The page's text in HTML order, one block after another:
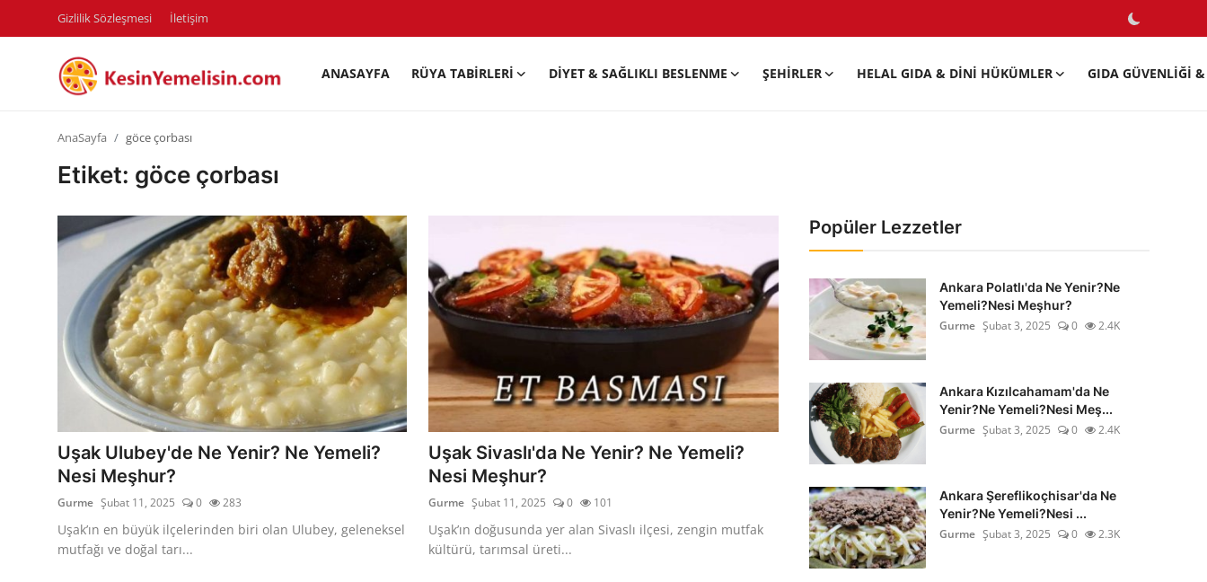
Gizlilik Sözleşmesi İletişim
ANASAYFA RÜYA TABIRLERI DIYET & SAĞLIKLI BESLENME ŞEHIRLER HELAL GIDA & DINI HÜKÜMLER GIDA GÜVENLIĞI
Diyet & Sağlıklı Beslenme
Helal Gıda & Dini Hükümler
Gıda Güvenliği & Bilimi
Kalori & Diyet Rehberi
Mutfak Püf Noktaları & İpuçları
Mekan & Lezzet Rotaları
Temel Gıda ve Ürün Rehberleri
AnaSayfa göce çorbası
Etiket: göce çorbası
Uşak Ulubey'de Ne Yenir? Ne Yemeli?
Nesi Meşhur?
Gurme Şubat 11, 2025 0 283
Uşak’ın en büyük ilçelerinden biri olan Ulubey, geleneksel
mutfağı ve doğal tarı...
Uşak Sivaslı'da Ne Yenir? Ne Yemeli?
Nesi Meşhur?
Gurme Şubat 11, 2025 0 101
Uşak’ın doğusunda yer alan Sivaslı ilçesi, zengin mutfak
kültürü, tarımsal üreti...
Popüler Lezzetler
Ankara Polatlı'da Ne Yenir?Ne
Yemeli?Nesi Meşhur?
Gurme Şubat 3, 2025 0 2.4K
Ankara Kızılcahamam'da Ne
Yenir?Ne Yemeli?Nesi Meş...
Gurme Şubat 3, 2025 0 2.4K
Ankara Şereflikoçhisar'da Ne
Yenir?Ne Yemeli?Nesi ...
Gurme Şubat 3, 2025 0 2.3K